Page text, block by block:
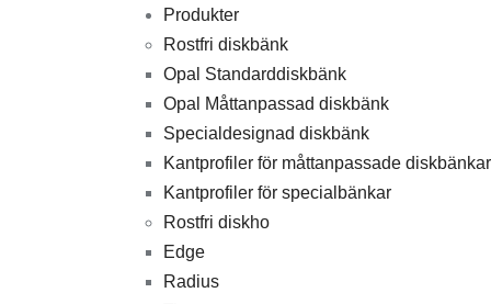
Produkter
Rostfri diskbänk
Opal Standarddiskbänk
Opal Måttanpassad diskbänk
Specialdesignad diskbänk
Kantprofiler för måttanpassade diskbänkar
Kantprofiler för specialbänkar
Rostfri diskho
Edge
Radius